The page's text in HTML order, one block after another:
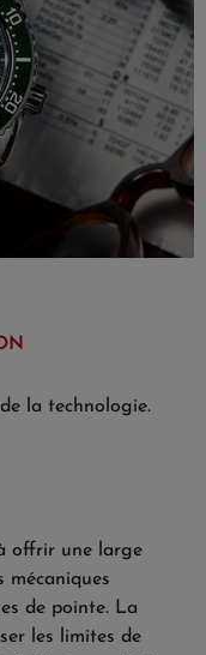
la technologie.
offrir une large
mécaniques
de pointe. La
les limites de